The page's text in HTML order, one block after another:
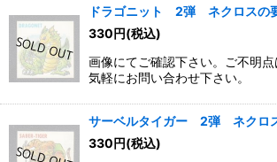
ドラゴニット 2弾 ネクロスの
330円(税込)
画像にてご確認下さい。ご不明
気軽にお問い合わせ下さい。
サーベルタイガー 2弾 ネクロ
330円(税込)